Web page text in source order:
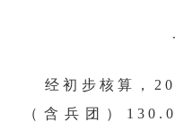
经初步核算， 20
（含兵团） 13